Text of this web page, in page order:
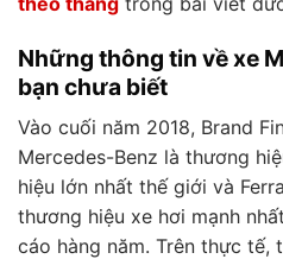
Những thông tin về xe
bạn chưa biết
Vào cuối năm 2018, Brand
Mercedes-Benz là thương
hiệu lớn nhất thế giới và
thương hiệu xe hơi mạnh
cáo hàng năm. Trên thực tế,